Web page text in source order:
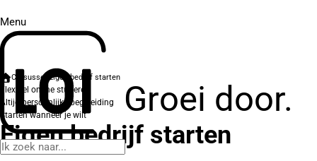
Menu
Groei door.
Cursussen Eigen bedrijf starten
Flexibel online studeren
Altijd persoonlijke begeleiding
Starten wanneer je wilt
Eigen bedrijf starten